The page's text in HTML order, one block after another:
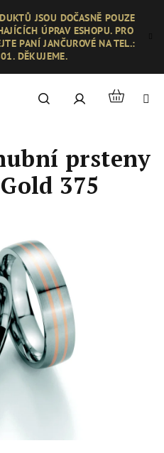
JSOU DOČASNĚ POUZE
ÚPRAV ESHOPU. PRO
PANÍ JANČUROVÉ NA TEL.:
DĚKUJEME.
Hledat PřihlášeníNákupní
prsteny
375